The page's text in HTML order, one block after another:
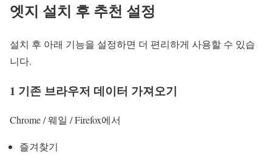
엣지 설치 후 추천 설정
설치 후 아래 기능을 설정하면 더 편리하게 사용할 수 있습
니다.
1 기존 브라우저 데이터 가져오기
Chrome / 웨일 / Firefox에서
즐겨찾기